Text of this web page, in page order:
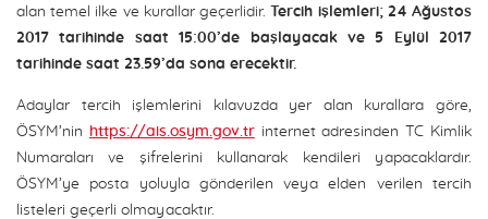
alan temel ilke ve kurallar geçerlidir. Tercih işlemleri; 24 Ağustos
2017 tarihinde saat 15:00’de başlayacak ve 5 Eylül 2017
tarihinde saat 23.59’da sona erecektir.
Adaylar tercih işlemlerini kılavuzda yer alan kurallara göre,
ÖSYM’nin https://ais.osym.gov.trinternet adresinden TC Kimlik
Numaraları ve şifrelerini kullanarak kendileri yapacaklardır.
ÖSYM’ye posta yoluyla gönderilen veya elden verilen tercih
listeleri geçerli olmayacaktır.